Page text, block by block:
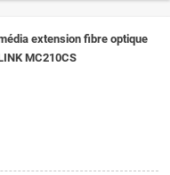
extension fibre optique
MC210CS